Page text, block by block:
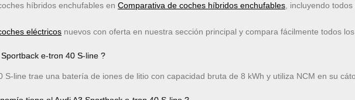
híbridos enchufables en Comparativa de coches híbridos enchufables, incluyendo
eléctricos nuevos con oferta en nuestra sección principal y compara fácilmente todos
e-tron 40 S-line ?
S-line trae una batería de iones de litio con capacidad bruta de 8 kWh y utiliza NCM en su